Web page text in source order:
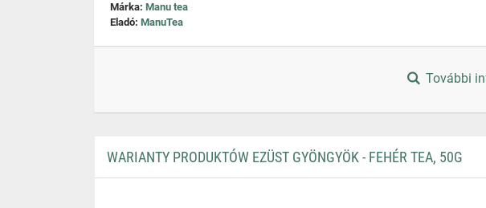
Márka: Manu tea
Eladó: ManuTea
További
WARIANTY PRODUKTÓW EZÜST GYÖNGYÖK - FEHÉR TEA, 50G